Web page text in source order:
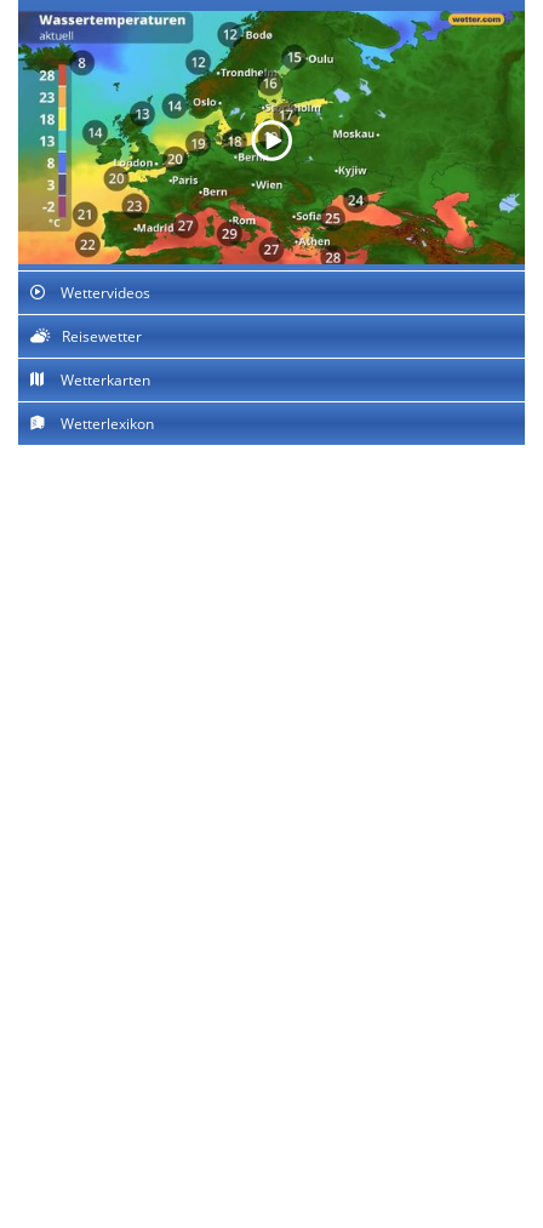
Wettervideos
Reisewetter
Wetterkarten
Wetterlexikon